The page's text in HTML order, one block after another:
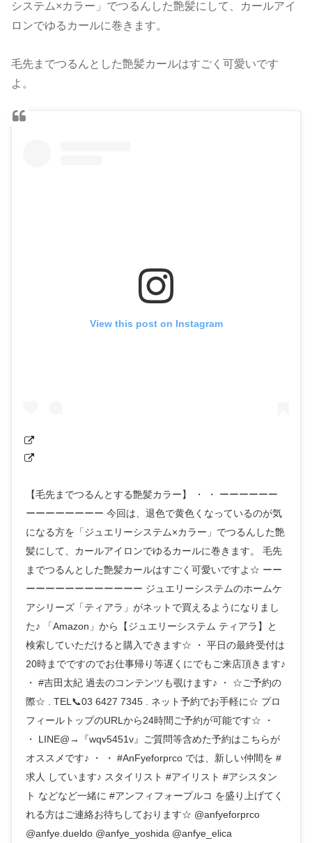
システム×カラー」でつるんした艶髪にして、カールアイ
ロンでゆるカールに巻きます。
毛先までつるんとした艶髪カールはすごく可愛いです
よ。
View this post on Instagram
【毛先までつるんとする艶髪カラー】 ・ ・ ーーーーーー
ーーーーーーーー 今回は、退色で黄色くなっているのが気
になる方を「ジュエリーシステム×カラー」でつるんした艶
髪にして、カールアイロンでゆるカールに巻きます。 毛先
までつるんとした艶髪カールはすごく可愛いですよ☆ ーー
ーーーーーーーーーーーー ジュエリーシステムのホームケ
アシリーズ「ティアラ」がネットで買えるようになりまし
た♪ 「Amazon」から【ジュエリーシステム ティアラ】と
検索していただけると購入できます☆ ・ 平日の最終受付は
20時までですのでお仕事帰り等遅くにでもご来店頂きます♪
・ #吉田太紀 過去のコンテンツも覗けます♪ ・ ☆ご予約の
際☆ . TEL📞03 6427 7345 . ネット予約でお手軽に☆ プロ
フィールトップのURLから24時間ご予約が可能です☆ ・
・ LINE@→『wqv5451v』ご質問等含めた予約はこちらが
オススメです♪ ・ ・ #AnFyeforprco では、新しい仲間を #
求人 しています♪ スタイリスト #アイリスト #アシスタン
ト などなど一緒に #アンフィフォープルコ を盛り上げてく
れる方はご連絡お待ちしております☆ @anfyeforprco
@anfye.dueldo @anfye_yoshida @anfye_elica